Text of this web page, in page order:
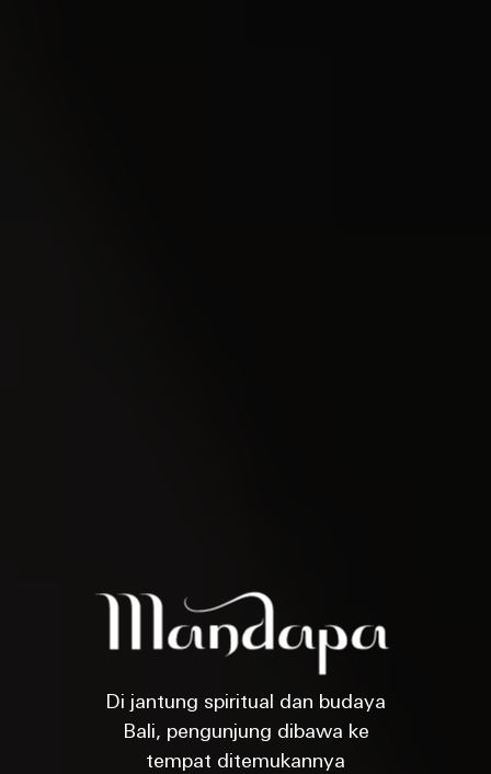
Di jantung spiritual dan budaya
Bali, pengunjung dibawa ke
tempat ditemukannya